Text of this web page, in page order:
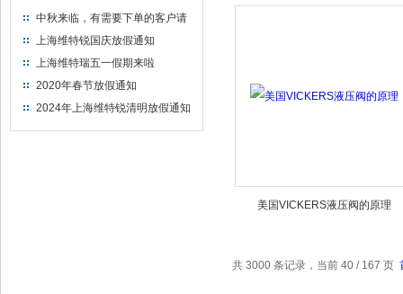
中秋来临，有需要下单的客户请
提前下单
上海维特锐国庆放假通知
上海维特瑞五一假期来啦
2020年春节放假通知
2024年上海维特锐清明放假通知
美国VICKERS液压阀的原理
共 3000 条记录，当前 40 / 167 页